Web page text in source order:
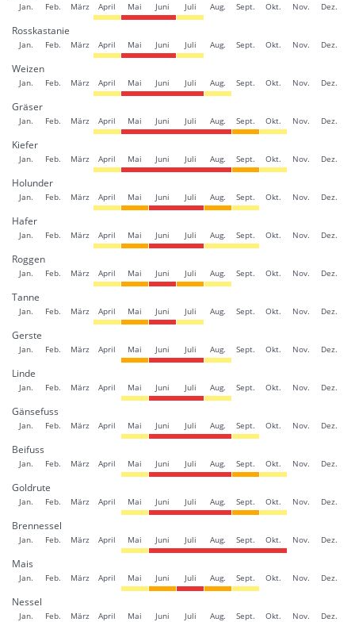
Jan. Feb. März April Mai Juni Juli Aug. Sept. Okt. Nov. Dez.
Rosskastanie
Jan. Feb. März April Mai Juni Juli Aug. Sept. Okt. Nov. Dez.
Weizen
Jan. Feb. März April Mai Juni Juli Aug. Sept. Okt. Nov. Dez.
Gräser
Jan. Feb. März April Mai Juni Juli Aug. Sept. Okt. Nov. Dez.
Kiefer
Jan. Feb. März April Mai Juni Juli Aug. Sept. Okt. Nov. Dez.
Holunder
Jan. Feb. März April Mai Juni Juli Aug. Sept. Okt. Nov. Dez.
Hafer
Jan. Feb. März April Mai Juni Juli Aug. Sept. Okt. Nov. Dez.
Roggen
Jan. Feb. März April Mai Juni Juli Aug. Sept. Okt. Nov. Dez.
Tanne
Jan. Feb. März April Mai Juni Juli Aug. Sept. Okt. Nov. Dez.
Gerste
Jan. Feb. März April Mai Juni Juli Aug. Sept. Okt. Nov. Dez.
Linde
Jan. Feb. März April Mai Juni Juli Aug. Sept. Okt. Nov. Dez.
Gänsefuss
Jan. Feb. März April Mai Juni Juli Aug. Sept. Okt. Nov. Dez.
Beifuss
Jan. Feb. März April Mai Juni Juli Aug. Sept. Okt. Nov. Dez.
Goldrute
Jan. Feb. März April Mai Juni Juli Aug. Sept. Okt. Nov. Dez.
Brennessel
Jan. Feb. März April Mai Juni Juli Aug. Sept. Okt. Nov. Dez.
Mais
Jan. Feb. März April Mai Juni Juli Aug. Sept. Okt. Nov. Dez.
Nessel
Jan. Feb. März April Mai Juni Juli Aug. Sept. Okt. Nov. Dez.